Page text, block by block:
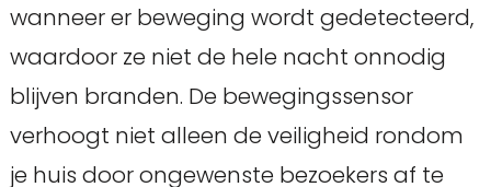
wanneer er beweging wordt gedetecteerd,
waardoor ze niet de hele nacht onnodig
blijven branden. De bewegingssensor
verhoogt niet alleen de veiligheid rondom
je huis door ongewenste bezoekers af te